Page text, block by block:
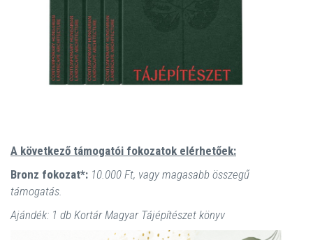
A következő támogatói fokozatok elérhetőek:
Bronz fokozat*: 10.000 Ft, vagy magasabb összegű
támogatás.
Ajándék: 1 db Kortár Magyar Tájépítészet könyv